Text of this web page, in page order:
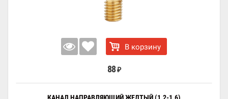
В корзину
88 ₽
КАНАЛ НАПРАВЛЯЮЩИЙ ЖЕЛТЫЙ (1.2-1.6)